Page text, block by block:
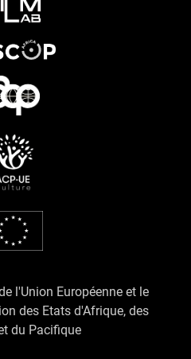
l'Union Européenne et le
des Etats d'Afrique, des
du Pacifique